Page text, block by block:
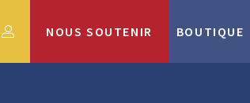
NOUS SOUTENIR BOUTIQUE